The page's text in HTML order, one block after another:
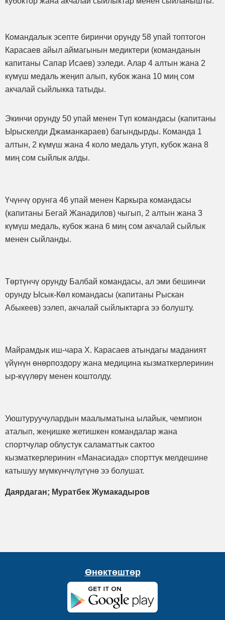
Командалык эсепте биринчи орунду 58 упай топтогон
Карасаев айыл аймагынын медиктери (команданын
капитаны Сапар Исаев) ээледи. Алар 4 алтын жана 2
күмүш медаль жеңип алып, кубок жана 10 миң сом
акчалай сыйлыкка татыды.
Экинчи орунду 50 упай менен Түп командасы (капитаны
Ырыскелди Джаманкараев) багындырды. Команда 1
алтын, 2 күмүш жана 4 коло медаль утуп, кубок жана 8
миң сом сыйлык алды.
Үчүнчү орунга 46 упай менен Каркыра командасы
(капитаны Бегай Жанадилов) чыгып, 2 алтын жана 3
күмүш медаль, кубок жана 6 миң сом акчалай сыйлык
менен сыйланды.
Төртүнчү орунду Балбай командасы, ал эми бешинчи
орунду Ысык-Көл командасы (капитаны Рыскан
Абыкеев) ээлеп, акчалай сыйлыктарга ээ болушту.
Майрамдык иш-чара Х. Карасаев атындагы маданият
үйүнүн өнөрпоздору жана медицина кызматкерлеринин
ыр-күүлөрү менен коштолду.
Уюштуруучулардын маалыматына ылайык, чемпион
аталып, жеңишке жетишкен командалар жана
спортчулар облустук саламаттык сактоо
кызматкерлеринин «Манасиада» спорттук мелдешине
катышуу мүмкүнчүлүгүнө ээ болушат.
Даярдаган; Муратбек Жумакадыров
Өнөктөштөр